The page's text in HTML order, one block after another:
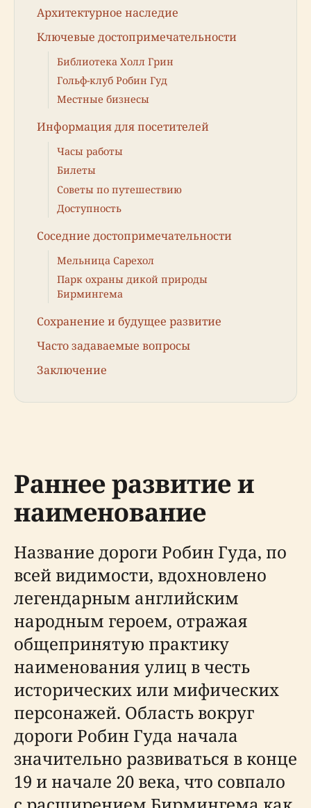
Архитектурное наследие
Ключевые достопримечательности
Библиотека Холл Грин
Гольф-клуб Робин Гуд
Местные бизнесы
Информация для посетителей
Часы работы
Билеты
Советы по путешествию
Доступность
Соседние достопримечательности
Мельница Сарехол
Парк охраны дикой природы
Бирмингема
Сохранение и будущее развитие
Часто задаваемые вопросы
Заключение
Раннее развитие и
наименование
Название дороги Робин Гуда, по
всей видимости, вдохновлено
легендарным английским
народным героем, отражая
общепринятую практику
наименования улиц в честь
исторических или мифических
персонажей. Область вокруг
дороги Робин Гуда начала
значительно развиваться в конце
19 и начале 20 века, что совпало